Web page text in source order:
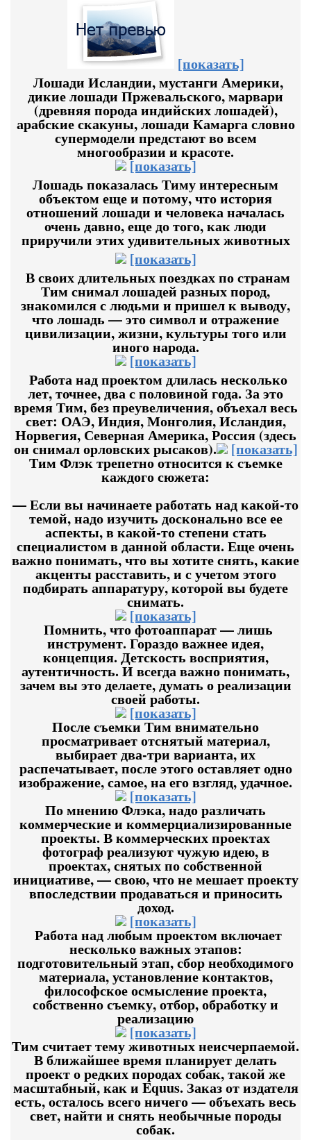
[показать]
Лошади Исландии, мустанги Америки,
дикие лошади Пржевальского, марвари
(древняя порода индийских лошадей),
арабские скакуны, лошади Камарга словно
супермодели предстают во всем
многообразии и красоте.
[показать]
Лошадь показалась Тиму интересным
объектом еще и потому, что история
отношений лошади и человека началась
очень давно, еще до того, как люди
приручили этих удивительных животных
[показать]
В своих длительных поездках по странам
Тим снимал лошадей разных пород,
знакомился с людьми и пришел к выводу,
что лошадь — это символ и отражение
цивилизации, жизни, культуры того или
иного народа.
[показать]
Работа над проектом длилась несколько
лет, точнее, два с половиной года. За это
время Тим, без преувеличения, объехал весь
свет: ОАЭ, Индия, Монголия, Исландия,
Норвегия, Северная Америка, Россия (здесь
он снимал орловских рысаков). [показать]
Тим Флэк трепетно относится к съемке
каждого сюжета:
— Если вы начинаете работать над какой-то
темой, надо изучить досконально все ее
аспекты, в какой-то степени стать
специалистом в данной области. Еще очень
важно понимать, что вы хотите снять, какие
акценты расставить, и с учетом этого
подбирать аппаратуру, которой вы будете
снимать.
[показать]
Помнить, что фотоаппарат — лишь
инструмент. Гораздо важнее идея,
концепция. Детскость восприятия,
аутентичность. И всегда важно понимать,
зачем вы это делаете, думать о реализации
своей работы.
[показать]
После съемки Тим внимательно
просматривает отснятый материал,
выбирает два-три варианта, их
распечатывает, после этого оставляет одно
изображение, самое, на его взгляд, удачное.
[показать]
По мнению Флэка, надо различать
коммерческие и коммерциализированные
проекты. В коммерческих проектах
фотограф реализуют чужую идею, в
проектах, снятых по собственной
инициативе, — свою, что не мешает проекту
впоследствии продаваться и приносить
доход.
[показать]
Работа над любым проектом включает
несколько важных этапов:
подготовительный этап, сбор необходимого
материала, установление контактов,
философское осмысление проекта,
собственно съемку, отбор, обработку и
реализацию
[показать]
Тим считает тему животных неисчерпаемой.
В ближайшее время планирует делать
проект о редких породах собак, такой же
масштабный, как и Equus. Заказ от издателя
есть, осталось всего ничего — объехать весь
свет, найти и снять необычные породы
собак.